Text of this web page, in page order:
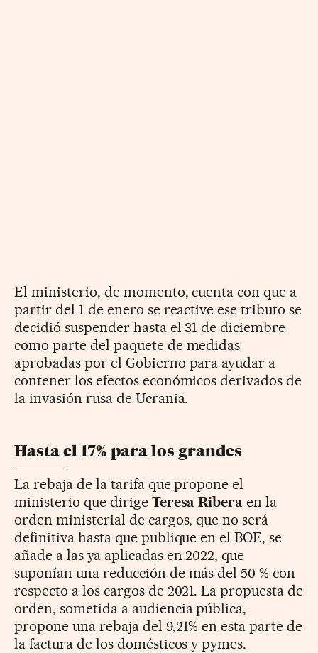
El ministerio, de momento, cuenta con que a
partir del 1 de enero se reactive ese tributo se
decidió suspender hasta el 31 de diciembre
como parte del paquete de medidas
aprobadas por el Gobierno para ayudar a
contener los efectos económicos derivados de
la invasión rusa de Ucrania.
Hasta el 17% para los grandes
La rebaja de la tarifa que propone el
ministerio que dirige Teresa Ribera en la
orden ministerial de cargos, que no será
definitiva hasta que publique en el BOE, se
añade a las ya aplicadas en 2022, que
suponían una reducción de más del 50 % con
respecto a los cargos de 2021. La propuesta de
orden, sometida a audiencia pública,
propone una rebaja del 9,21% en esta parte de
la factura de los domésticos y pymes.